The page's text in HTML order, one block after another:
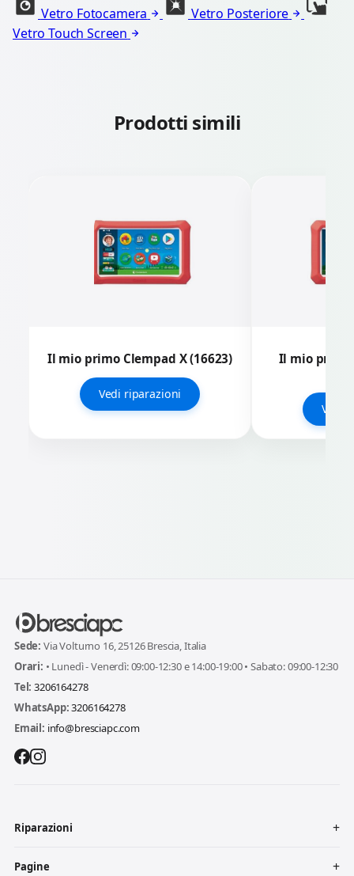
Vetro Fotocamera
Vetro Posteriore
Vetro Touch Screen
Prodotti simili
Il mio primo Clempad X (16623)
Vedi riparazioni
Il mio primo
Vedi
Sede: Via Volturno 16, 25126 Brescia, Italia
Orari: • Lunedì - Venerdì: 09:00-12:30 e 14:00-19:00 • Sabato: 09:00-12:30
Tel: 3206164278
WhatsApp:3206164278
Email: info@bresciapc.com
Riparazioni
Pagine